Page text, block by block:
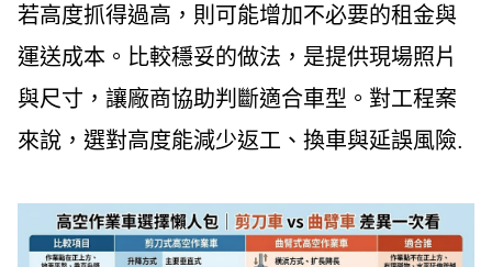
若高度抓得過高，則可能增加不必要的租金與
運送成本。比較穩妥的做法，是提供現場照片
與尺寸，讓廠商協助判斷適合車型。對工程案
來說，選對高度能減少返工、換車與延誤風險.